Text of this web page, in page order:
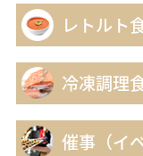
レトルト
冷凍調理
催事（イ